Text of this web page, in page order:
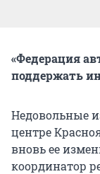
«Федерация
поддержать
Недовольные
центре
вновь ее
координатор